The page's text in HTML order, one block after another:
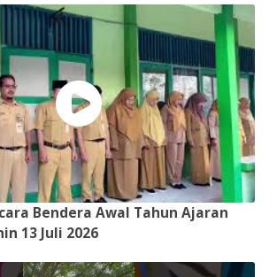
Bendera Awal Tahun Ajaran
13 Juli 2026